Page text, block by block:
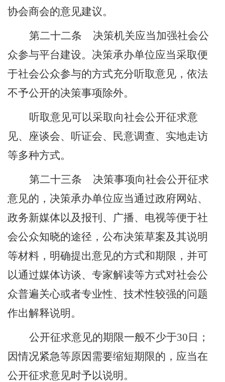
协会商会的意见建议。
第二十二条
决策机关应当加强社会公
众参与平台建设。决策承办单位应当采取便
于社会公众参与的方式充分听取意见，依法
不予公开的决策事项除外。
听取意见可以采取向社会公开征求意
见、座谈会、听证会、民意调查、实地走访
等多种方式。
第二十三条
决策事项向社会公开征求
意见的，决策承办单位应当通过政府网站、
政务新媒体以及报刊、广播、电视等便于社
会公众知晓的途径，公布决策草案及其说明
等材料，明确提出意见的方式和期限，并可
以通过媒体访谈、专家解读等方式对社会公
众普遍关心或者专业性、技术性较强的问题
作出解释说明。
公开征求意见的期限一般不少于30 日；
因情况紧急等原因需要缩短期限的，应当在
公开征求意见时予以说明。